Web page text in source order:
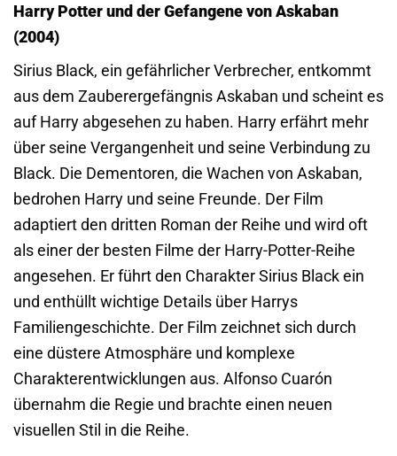
Harry Potter und der Gefangene von Askaban
(2004)
Sirius Black, ein gefährlicher Verbrecher, entkommt
aus dem Zauberergefängnis Askaban und scheint es
auf Harry abgesehen zu haben. Harry erfährt mehr
über seine Vergangenheit und seine Verbindung zu
Black. Die Dementoren, die Wachen von Askaban,
bedrohen Harry und seine Freunde. Der Film
adaptiert den dritten Roman der Reihe und wird oft
als einer der besten Filme der Harry-Potter-Reihe
angesehen. Er führt den Charakter Sirius Black ein
und enthüllt wichtige Details über Harrys
Familiengeschichte. Der Film zeichnet sich durch
eine düstere Atmosphäre und komplexe
Charakterentwicklungen aus. Alfonso Cuarón
übernahm die Regie und brachte einen neuen
visuellen Stil in die Reihe.